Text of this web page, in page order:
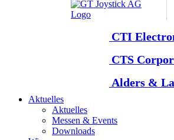
CTI
CTS
Alders &
Aktuelles
Aktuelles
Messen & Events
Downloads